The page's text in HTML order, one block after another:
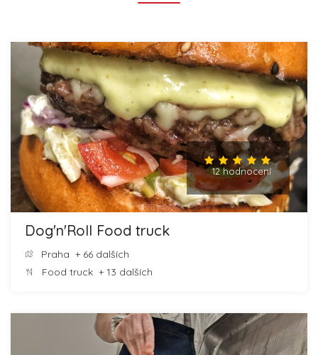
12 hodnocení
Dog'n'Roll Food truck
Praha + 66 dalších
Food truck + 13 dalších